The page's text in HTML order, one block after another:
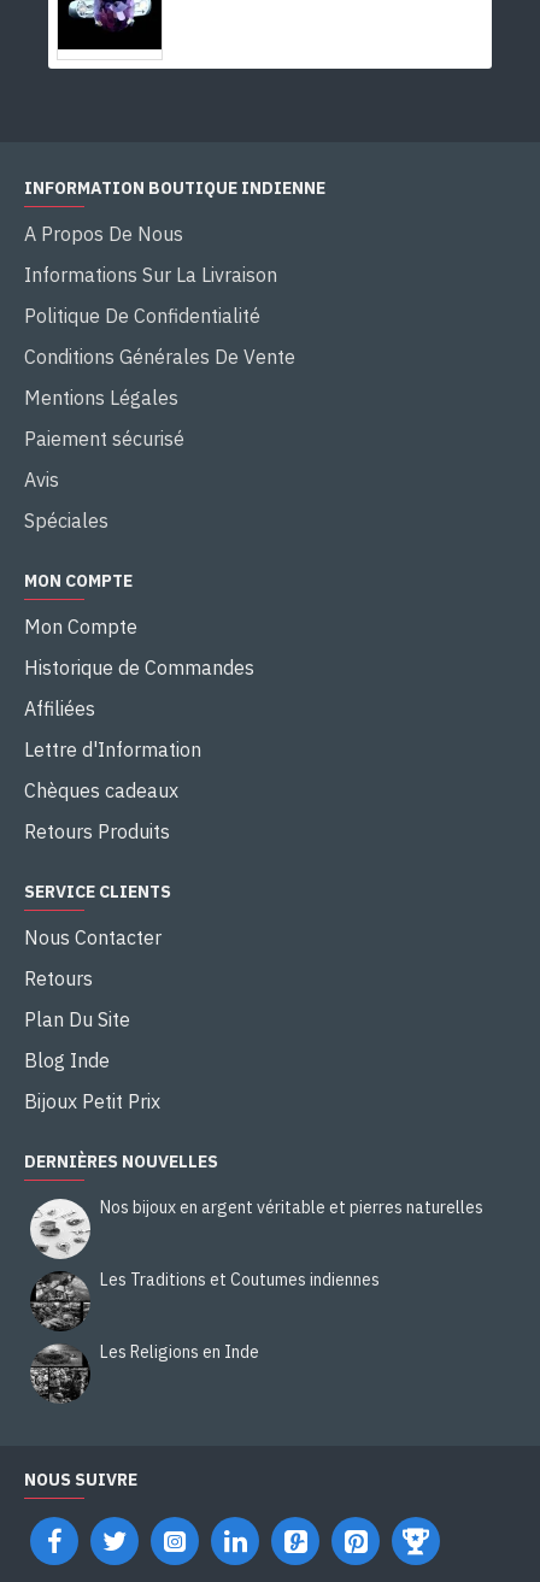
INFORMATION BOUTIQUE INDIENNE
A Propos De Nous
Informations Sur La Livraison
Politique De Confidentialité
Conditions Générales De Vente
Mentions Légales
Paiement sécurisé
Avis
Spéciales
MON COMPTE
Mon Compte
Historique de Commandes
Affiliées
Lettre d'Information
Chèques cadeaux
Retours Produits
SERVICE CLIENTS
Nous Contacter
Retours
Plan Du Site
Blog Inde
Bijoux Petit Prix
DERNIÈRES NOUVELLES
Nos bijoux en argent véritable et pierres naturelles
Les Traditions et Coutumes indiennes
Les Religions en Inde
NOUS SUIVRE